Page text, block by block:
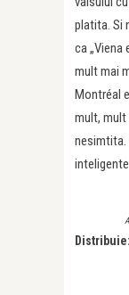
platita. Si
ca „Viena
mult mai
Montréal
mult,
nesimtita.
Distribuie: